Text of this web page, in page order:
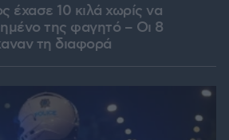
έχασε 10 κιλά χωρίς να
της φαγητό – Οι 8
τη διαφορά